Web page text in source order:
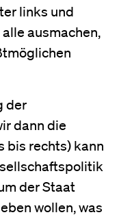
links und
ausmachen,
der
dann die
bis rechts) kann
der Staat
wollen, was